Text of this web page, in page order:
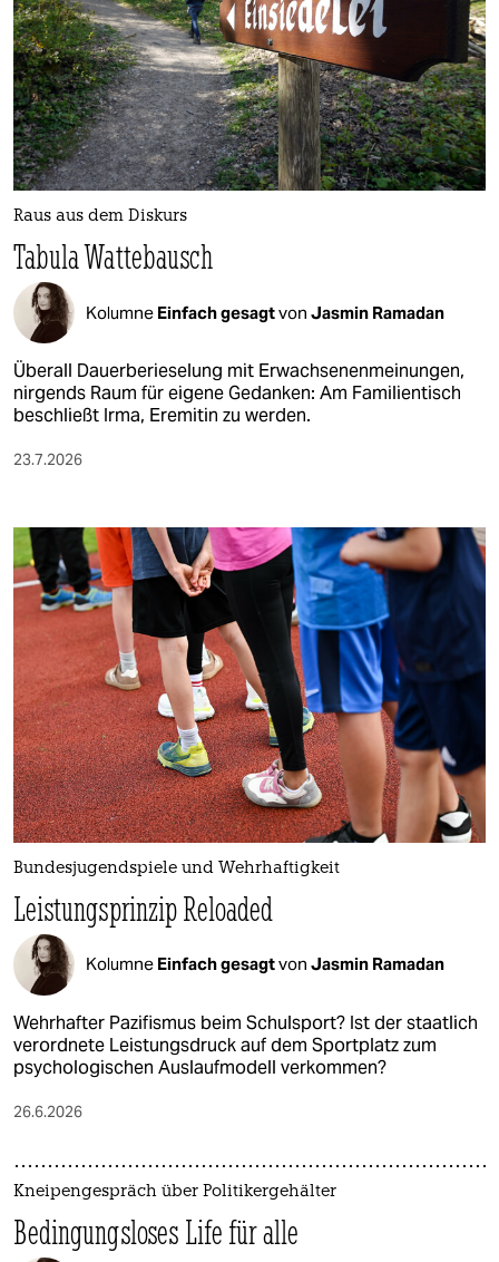
veranstaltungen
shop
fragen & hilfe
unterstützen
abo
epaper login
Raus aus dem Diskurs
Tabula Wattebausch
Kolumne Einfach gesagtvon Jasmin Ramadan
Überall Dauerberieselung mit Erwachsenenmeinungen,
nirgends Raum für eigene Gedanken: Am Familientisch
beschließt Irma, Eremitin zu werden.
23.7.2026
Bundesjugendspiele und Wehrhaftigkeit
Leistungsprinzip Reloaded
Kolumne Einfach gesagtvon Jasmin Ramadan
Wehrhafter Pazifismus beim Schulsport? Ist der staatlich
verordnete Leistungsdruck auf dem Sportplatz zum
psychologischen Auslaufmodell verkommen?
26.6.2026
Kneipengespräch über Politikergehälter
Bedingungsloses Life für alle